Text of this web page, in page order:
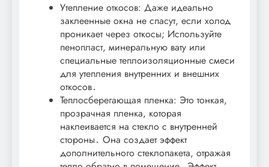
Утепление откосов: Даже идеально
заклеенные окна не спасут, если холод
проникает через откосы; Используйте
пенопласт, минеральную вату или
специальные теплоизоляционные смеси
для утепления внутренних и внешних
откосов․
Теплосберегающая пленка: Это тонкая,
прозрачная пленка, которая
наклеивается на стекло с внутренней
стороны․ Она создает эффект
дополнительного стеклопакета, отражая